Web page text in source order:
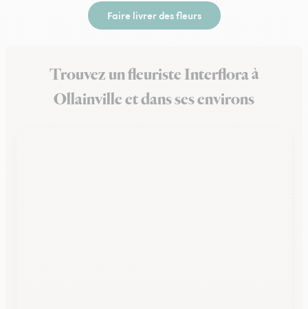
Faire livrer des fleurs
Trouvez un fleuriste Interflora à
Ollainville et dans ses environs